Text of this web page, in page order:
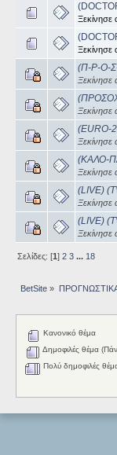
Ξεκίνησε
Ξεκίνησε
(Π-Ρ-Ο-
Ξεκίνησε
Ξεκίνησε
(EURO-
Ξεκίνησε
(ΚΑΛΟ-
Ξεκίνησε
(LIVE)
Ξεκίνησε
(LIVE)
Ξεκίνησε
Σελίδες: [1]2 3 ... 18
BetSite »
Κανονικό θέμα
Δημοφιλές θέμα
Πολύ δημοφιλές